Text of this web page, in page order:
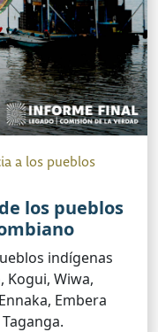
a los pueblos
los pueblos
indígenas
Kogui, Wiwa,
Embera